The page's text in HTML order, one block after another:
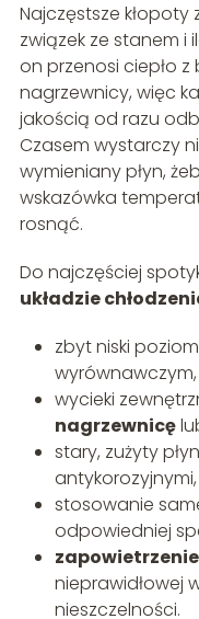
Najczęstsze kłopoty
związek ze stanem i
on przenosi ciepło
nagrzewnicy, więc
jakością od razu
Czasem wystarczy
wymieniany płyn,
wskazówka
rosnąć.
Do najczęściej
układzie
zbyt niski
wyrównawczym,
wycieki
nagrzewnicę
stary, zużyty
antykorozyjnymi,
stosowanie
odpowiedniej
nieprawidłowej
nieszczelności.